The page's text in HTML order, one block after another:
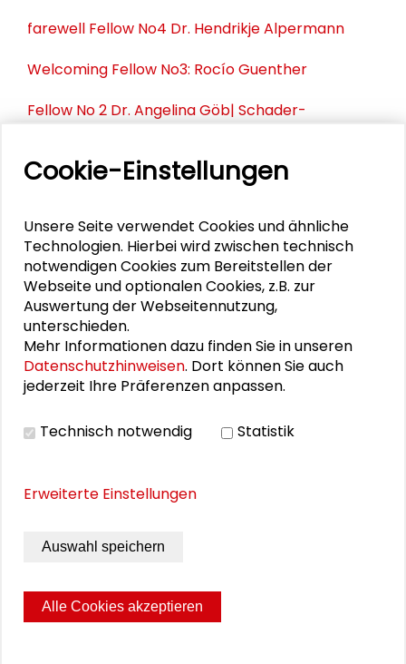
farewell Fellow No4 Dr. Hendrikje Alpermann
Welcoming Fellow No3: Rocío Guenther
Fellow No 2 Dr. Angelina Göb| Schader-
Hendrikje Alpermann
Alexander Gemeinhardt
Markus Hoschek
Lena Koch
THEMEN ZU DIESEM BEITRAG
Stadtentwicklung und Wohnen
Residence
Cookie-Einstellungen
Unsere Seite verwendet Cookies und ähnliche
Technologien. Hierbei wird zwischen technisch
notwendigen Cookies zum Bereitstellen der
Webseite und optionalen Cookies, z.B. zur
Auswertung der Webseitennutzung,
unterschieden.
Mehr Informationen dazu finden Sie in unseren
Datenschutzhinweisen. Dort können Sie auch
jederzeit Ihre Präferenzen anpassen.
Technisch notwendig Statistik
Erweiterte Einstellungen
Auswahl speichern
Alle Cookies akzeptieren